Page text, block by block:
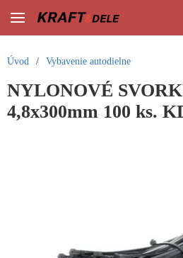
Úvod / Vybavenie autodielne
NYLONOVÉ
4,8x300mm 100 ks.